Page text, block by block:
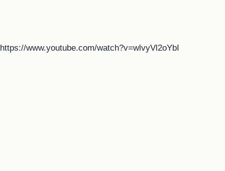
https://www.youtube.com/watch?v=wlvyVl2oYbI